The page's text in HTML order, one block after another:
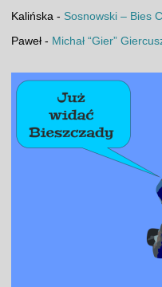
Kalińska - Sosnowski – Bies
Paweł- Michał “Gier”